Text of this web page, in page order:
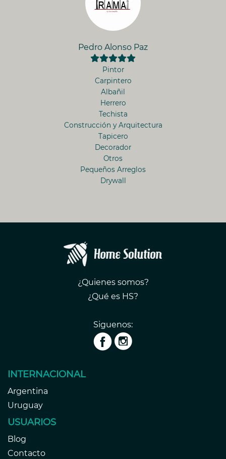
Pedro Alonso Paz
Pintor
Carpintero
Albañil
Herrero
Techista
Construcción y Arquitectura
Tapicero
Decorador
Otros
Pequeños Arreglos
Drywall
¿Quienes somos?
¿Qué es HS?
Siguenos:
INTERNACIONAL
Argentina
Uruguay
USUARIOS
Blog
Contacto